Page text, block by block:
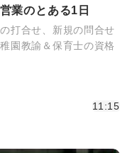
業のとある1日
打合せ、新規の問合せ
園教諭＆保育士の資格
11:15